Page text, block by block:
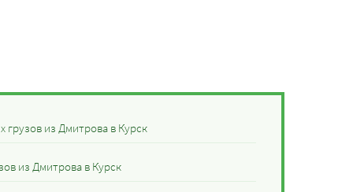
из Дмитрова в Курск
из Дмитрова в Курск